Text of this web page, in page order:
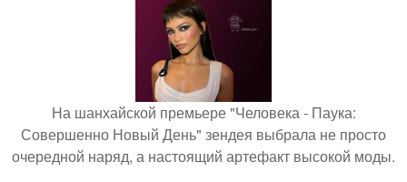
На шанхайской премьере "Человека - Паука:
Совершенно Новый День" зендея выбрала не просто
очередной наряд, а настоящий артефакт высокой моды.